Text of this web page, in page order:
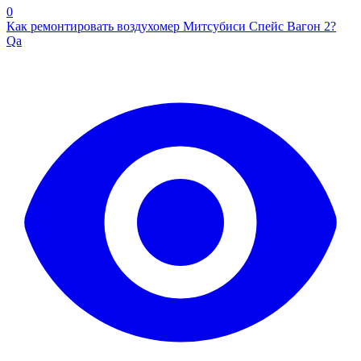
0
Как ремонтировать воздухомер Митсубиси Спейс Вагон 2?
Qa